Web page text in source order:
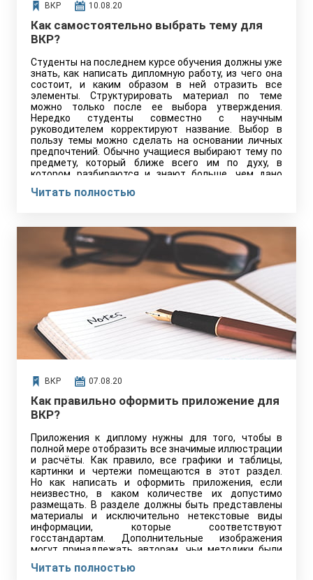
ВКР 10.08.20
Как самостоятельно выбрать тему для
ВКР?
Студенты на последнем курсе обучения должны уже
знать, как написать дипломную работу, из чего она
состоит, и каким образом в ней отразить все
элементы. Структурировать материал по теме
можно только после ее выбора утверждения.
Нередко студенты совместно с научным
руководителем корректируют название. Выбор в
пользу темы можно сделать на основании личных
предпочтений. Обычно учащиеся выбирают тему по
предмету, который ближе всего им по духу, в
котором разбираются и знают больше, чем дано
Читать полностью
ВКР 07.08.20
Как правильно оформить приложение для
ВКР?
Приложения к диплому нужны для того, чтобы в
полной мере отобразить все значимые иллюстрации
и расчёты. Как правило, все графики и таблицы,
картинки и чертежи помещаются в этот раздел.
Но как написать и оформить приложения, если
неизвестно, в каком количестве их допустимо
размещать. В разделе должны быть представлены
материалы и исключительно нетекстовые виды
информации, которые соответствуют
госстандартам. Дополнительные изображения
могут принадлежать авторам, чьи методики были
Читать полностью